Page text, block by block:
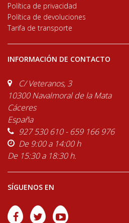
Política de privacidad
Política de devoluciones
Tarifa de transporte
INFORMACIÓN DE CONTACTO
C/ Veteranos, 3
10300 Navalmoral de la Mata
Cáceres
España
927 530 610 - 659 166 976
De 9:00 a 14:00 h
De 15:30 a 18:30 h.
SÍGUENOS EN